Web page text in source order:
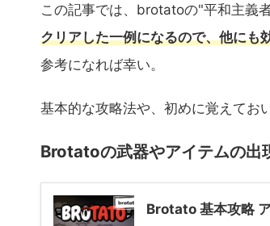
この記事では、brotatoの"平和主義
クリアした一例になるので、他にも
参考になれば幸い。
基本的な攻略法や、初めに覚えてお
Brotatoの武器やアイテムの出
Brotato 基本攻略